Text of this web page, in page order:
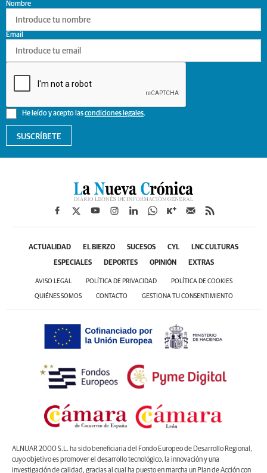
Nombre
He leído y acepto lascondiciones legales.
Email
SUSCRÍBETE
ACTUALIDAD EL BIERZO SUCESOS CYL LNC CULTURAS
ESPECIALES DEPORTES OPINIÓN EXTRAS
AVISO LEGAL POLÍTICA DE PRIVACIDAD POLÍTICA DE COOKIES
QUIÉNES SOMOS CONTACTO GESTIONA TU CONSENTIMIENTO
ALNUAR 2000 S.L. ha sido beneficiaria del Fondo Europeo de Desarrollo Regional,
cuyo objetivo es promover el desarrollo tecnológico, la innovación y una
investigación de calidad, gracias al cual ha puesto en marcha un Plan de Acción con